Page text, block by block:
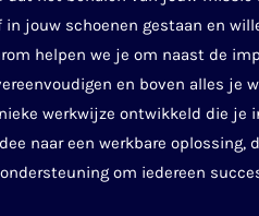
in jouw schoenen gestaan en
helpen we je om naast de
en boven alles je
werkwijze ontwikkeld die je
naar een werkbare oplossing,
om iedereen